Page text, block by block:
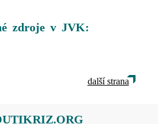
zdroje v JVK:
další strana